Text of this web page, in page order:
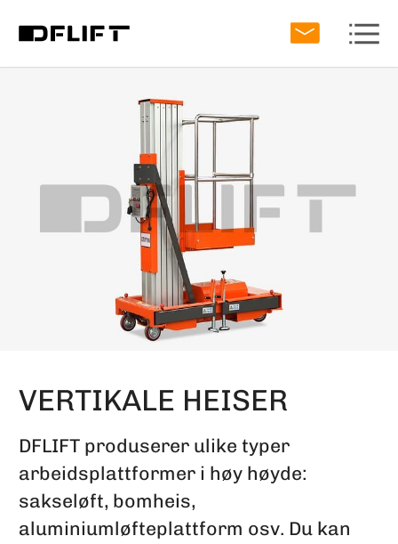
VERTIKALE HEISER
DFLIFT produserer ulike typer
arbeidsplattformer i høy høyde:
sakseløft, bomheis,
aluminiumløfteplattform osv. Du kan